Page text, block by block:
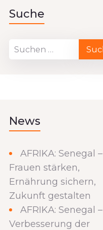
Suche
News
AFRIKA: Senegal –
Frauen stärken,
Ernährung sichern,
Zukunft gestalten
AFRIKA: Senegal –
Verbesserung der